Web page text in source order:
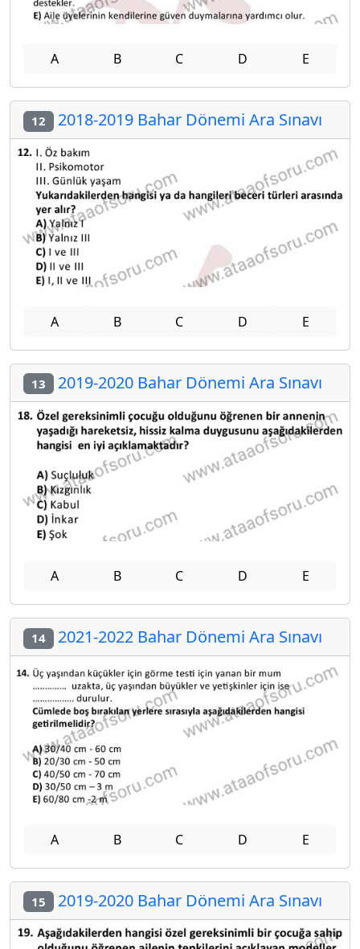
A B C D E
12 2018-2019 Bahar Dönemi Ara Sınavı
A B C D E
13 2019-2020 Bahar Dönemi Ara Sınavı
A B C D E
14 2021-2022 Bahar Dönemi Ara Sınavı
A B C D E
15 2019-2020 Bahar Dönemi Ara Sınavı